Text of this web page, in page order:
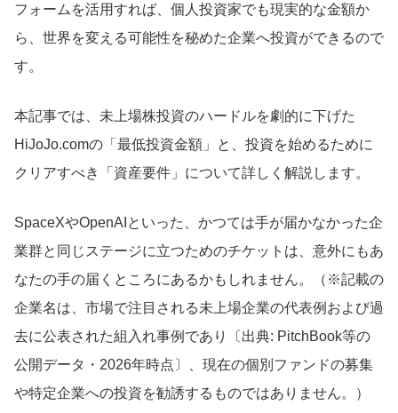
フォームを活用すれば、個人投資家でも現実的な金額か
ら、世界を変える可能性を秘めた企業へ投資ができるので
す。
本記事では、未上場株投資のハードルを劇的に下げた
HiJoJo.comの「最低投資金額」と、投資を始めるために
クリアすべき「資産要件」について詳しく解説します。
SpaceXやOpenAIといった、かつては手が届かなかった企
業群と同じステージに立つためのチケットは、意外にもあ
なたの手の届くところにあるかもしれません。（※記載の
企業名は、市場で注目される未上場企業の代表例および過
去に公表された組入れ事例であり〔出典: PitchBook等の
公開データ・2026年時点〕、現在の個別ファンドの募集
や特定企業への投資を勧誘するものではありません。）